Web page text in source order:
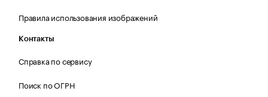
Правила использования изображений
Контакты
Справка по сервису
Поиск по ОГРН